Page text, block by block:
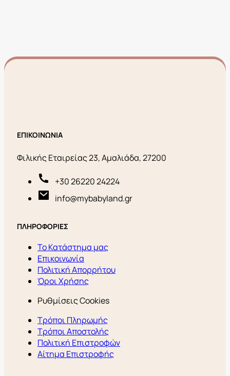
ΕΠΙΚΟΙΝΩΝΙΑ
Φιλικής Εταιρείας 23, Αμαλιάδα, 27200
+30 26220 24224
info@mybabyland.gr
ΠΛΗΡΟΦΟΡΙΕΣ
Το Κατάστημα μας
Επικοινωνία
Πολιτική Απορρήτου
Όροι Χρήσης
Ρυθμίσεις Cookies
Τρόποι Πληρωμής
Τρόποι Αποστολής
Πολιτική Επιστροφών
Αίτημα Επιστροφής